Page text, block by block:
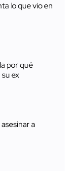
lo que vio en
por qué
ex
a